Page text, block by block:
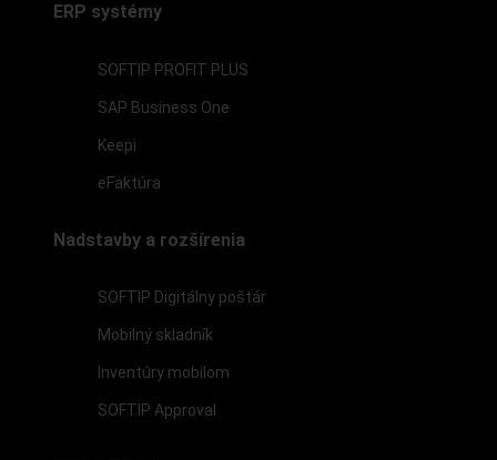
ERP systémy
SOFTIP PROFIT PLUS
SAP Business One
Keepi
eFaktúra
Nadstavby a rozšírenia
SOFTIP Digitálny poštár
Mobilný skladník
Inventúry mobilom
SOFTIP Approval